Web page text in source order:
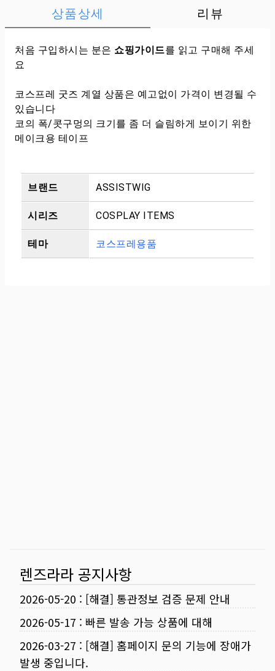
상품상세 리뷰
처음 구입하시는 분은 쇼핑가이드를 읽고 구매해 주세
요
코스프레 굿즈 계열 상품은 예고없이 가격이 변경될 수
있습니다
코의 폭/콧구멍의 크기를 좀 더 슬림하게 보이기 위한
메이크용 테이프
브랜드 ASSISTWIG
시리즈 COSPLAY ITEMS
테마 코스프레용품
렌즈라라 공지사항
2026-05-20 : [해결] 통관정보 검증 문제 안내
2026-05-17 : 빠른 발송 가능 상품에 대해
2026-03-27 : [해결] 홈페이지 문의 기능에 장애가
발생 중입니다.